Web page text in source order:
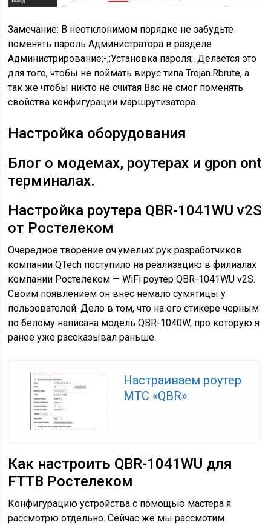
Замечание: В неотклонимом порядке не забудьте
поменять пароль Администратора в разделе
Администрирование;-;;Установка пароля;. Делается это
для того, чтобы не поймать вирус типа Trojan.Rbrute, а
так же чтобы никто не считая Вас не смог поменять
свойства конфигурации маршрутизатора.
Настройка оборудования
Блог о модемах, роутерах и gpon ont
терминалах.
Настройка роутера QBR-1041WU v2S
от Ростелеком
Очередное творение оч.умелых рук разработчиков
компании QTech поступило на реализацию в филиалах
компании Ростелеком — WiFi роутер QBR-1041WU v2S.
Своим появлением он внёс немало сумятицы у
пользователей. Дело в том, что на его стикере черным
по белому написана модель QBR-1040W, про которую я
ранее уже рассказывал раньше.
Настраиваем роутер
МТС «QBR»
Как настроить QBR-1041WU для
FTTB Ростелеком
Конфигурацию устройства с помощью мастера я
рассмотрю отдельно. Сейчас же мы рассмотим